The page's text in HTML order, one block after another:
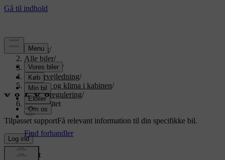
Support/
Alle biler/
EX90 2026 /
Brugervejledning/
Komfort og klima i kabinen/
Klimaregulering/
Luftkvalitet
Tilpasset supportFå relevant information til din specifikke bil.
Log ind
Luftkvalitet